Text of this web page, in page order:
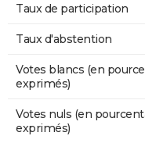
Taux de participation
Taux d'abstention
Votes blancs (en
exprimés)
Votes nuls (en
exprimés)